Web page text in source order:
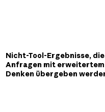
Nicht-Tool-Ergebnisse, die
Anfragen mit erweitertem
Denken übergeben